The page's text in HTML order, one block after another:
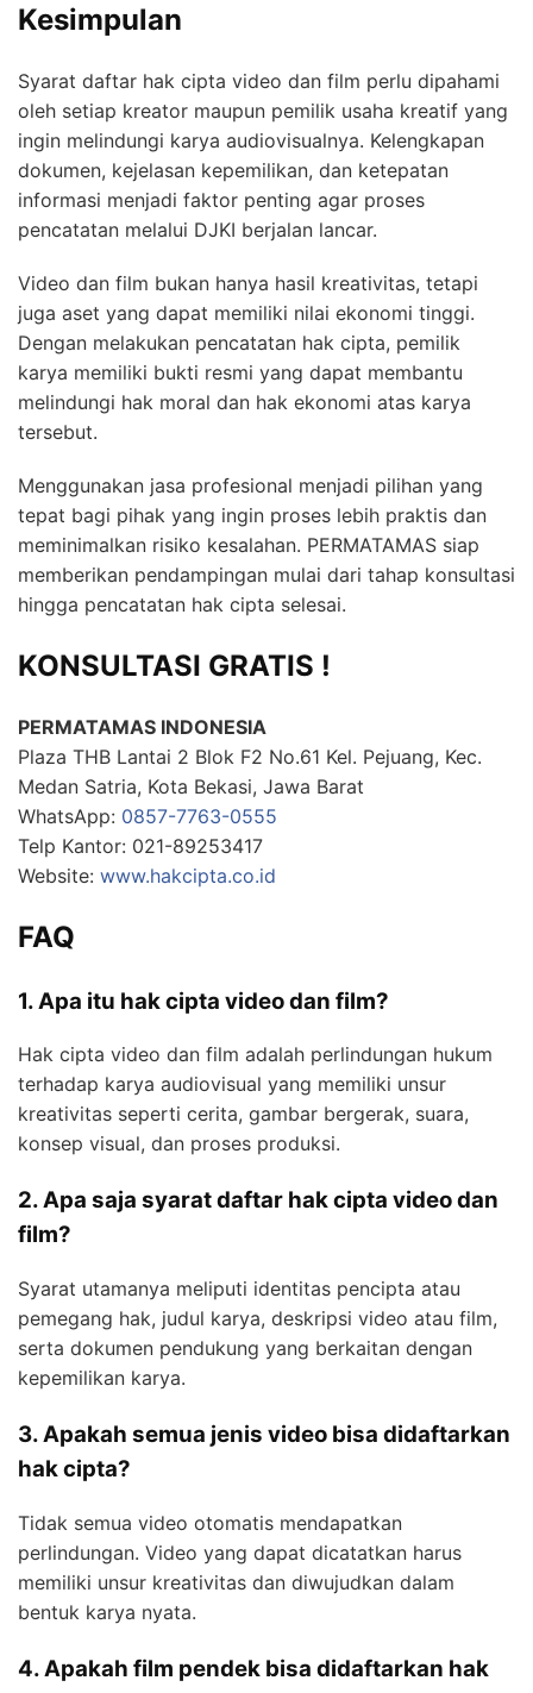
Kesimpulan
Syarat daftar hak cipta video dan film perlu dipahami
oleh setiap kreator maupun pemilik usaha kreatif yang
ingin melindungi karya audiovisualnya. Kelengkapan
dokumen, kejelasan kepemilikan, dan ketepatan
informasi menjadi faktor penting agar proses
pencatatan melalui DJKI berjalan lancar.
Video dan film bukan hanya hasil kreativitas, tetapi
juga aset yang dapat memiliki nilai ekonomi tinggi.
Dengan melakukan pencatatan hak cipta, pemilik
karya memiliki bukti resmi yang dapat membantu
melindungi hak moral dan hak ekonomi atas karya
tersebut.
Menggunakan jasa profesional menjadi pilihan yang
tepat bagi pihak yang ingin proses lebih praktis dan
meminimalkan risiko kesalahan. PERMATAMAS siap
memberikan pendampingan mulai dari tahap konsultasi
hingga pencatatan hak cipta selesai.
KONSULTASI GRATIS !
PERMATAMAS INDONESIA
Plaza THB Lantai 2 Blok F2 No.61 Kel. Pejuang, Kec.
Medan Satria, Kota Bekasi, Jawa Barat
WhatsApp: 0857-7763-0555
Telp Kantor: 021-89253417
Website: www.hakcipta.co.id
FAQ
1. Apa itu hak cipta video dan film?
Hak cipta video dan film adalah perlindungan hukum
terhadap karya audiovisual yang memiliki unsur
kreativitas seperti cerita, gambar bergerak, suara,
konsep visual, dan proses produksi.
2. Apa saja syarat daftar hak cipta video dan
film?
Syarat utamanya meliputi identitas pencipta atau
pemegang hak, judul karya, deskripsi video atau film,
serta dokumen pendukung yang berkaitan dengan
kepemilikan karya.
3. Apakah semua jenis video bisa didaftarkan
hak cipta?
Tidak semua video otomatis mendapatkan
perlindungan. Video yang dapat dicatatkan harus
memiliki unsur kreativitas dan diwujudkan dalam
bentuk karya nyata.
4. Apakah film pendek bisa didaftarkan hak